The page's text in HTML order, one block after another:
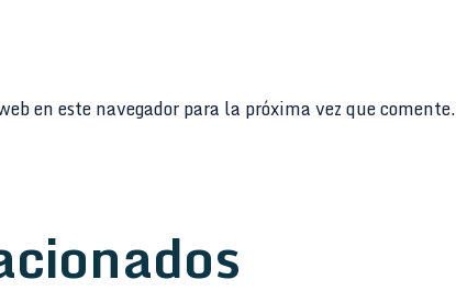
en este navegador para la próxima vez que comente.